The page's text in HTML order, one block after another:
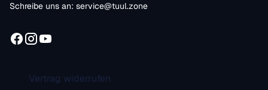
Schreibe uns an: service@tuul.zone
Vertrag widerrufen